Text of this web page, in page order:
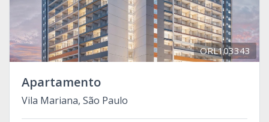
ORL103343
Apartamento
Vila Mariana, São Paulo